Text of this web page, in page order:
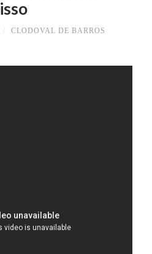
CLODOVAL DE BARROS